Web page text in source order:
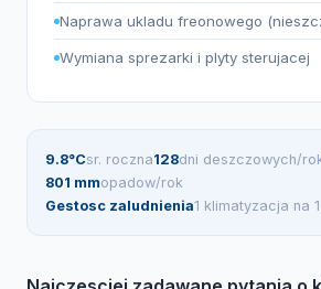
Naprawa ukladu freonowego
Wymiana sprezarki i plyty sterujacej
9.8°Csr. roczna128dni deszczowych/
801 mmopadow/rok
Gestosc zaludnienia1 klimatyzacja na